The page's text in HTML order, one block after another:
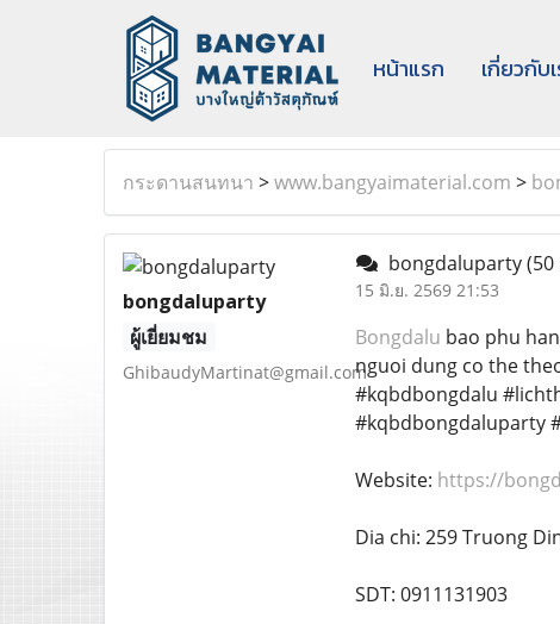
หน้าแรก เกี่ยวกับ
กระดานสนทนา >www.bangyaimaterial.com >
bongdaluparty
ผู้เยี่ยมชม
GhibaudyMartinat@gmail.com
bongdaluparty(50
15 มิ.ย. 2569 21:53
Bongdalu bao phu
nguoi dung co the
#kqbdbongdalu
#kqbdbongdaluparty
Website: https://
Dia chi: 259 Truong
SDT: 0911131903